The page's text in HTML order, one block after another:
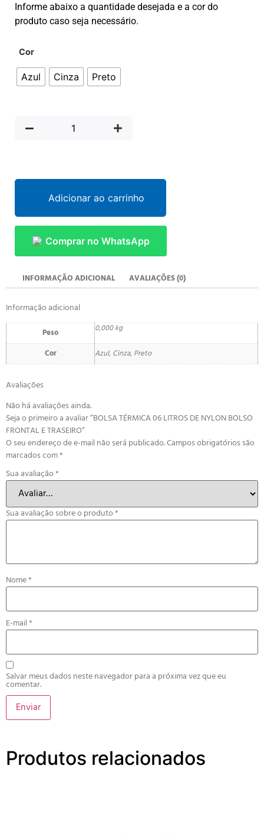
Informe abaixo a quantidade desejada e a cor do
produto caso seja necessário.
Cor
Azul Cinza Preto
Adicionar ao carrinho
Comprar no WhatsApp
INFORMAÇÃO ADICIONAL AVALIAÇÕES (0)
Informação adicional
Peso 0,000 kg
Cor Azul, Cinza, Preto
Avaliações
Não há avaliações ainda.
Seja o primeiro a avaliar “BOLSA TÉRMICA 06 LITROS DE NYLON BOLSO
FRONTAL E TRASEIRO”
O seu endereço de e-mail não será publicado.Campos obrigatórios são
marcados com*
Sua avaliação*
Sua avaliação sobre o produto*
Nome*
E-mail*
Salvar meus dados neste navegador para a próxima vez que eu
comentar.
Produtos relacionados